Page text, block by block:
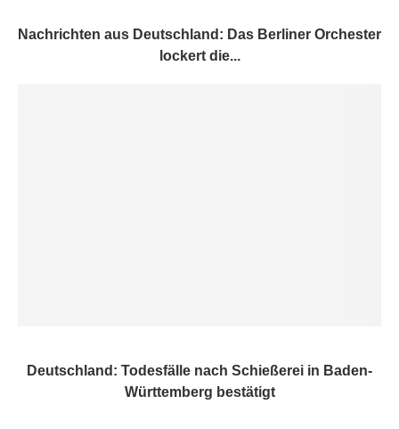
Nachrichten aus Deutschland: Das Berliner Orchester
lockert die...
Deutschland: Todesfälle nach Schießerei in Baden-
Württemberg bestätigt